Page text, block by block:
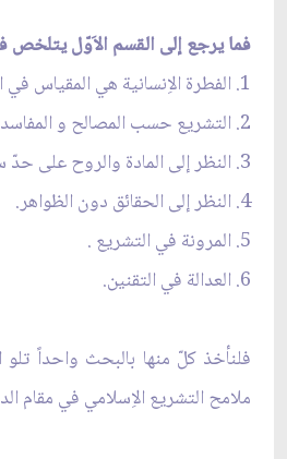
فما يرجع إلى القسم الاَوّل يتلخص
1. الفطرة الاِنسانية هي المقياس في التقنين.
2. التشريع حسب المصالح و المفاسد الواقعية.
3. النظر إلى المادة والروح على حدّ سواء.
4. النظر إلى الحقائق دون الظواهر.
5. المرونة في التشريع .
6. العدالة في التقنين.
فلنأخذ كلّ منها بالبحث واحداً
ملامح التشريع الاِسلامي في مقام